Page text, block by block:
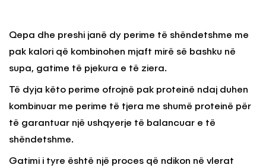
Qepa dhe preshi janë dy perime të shëndetshme me
pak kalori që kombinohen mjaft mirë së bashku në
supa, gatime të pjekura e të ziera.
Të dyja këto perime ofrojnë pak proteinë ndaj duhen
kombinuar me perime të tjera me shumë proteinë për
të garantuar një ushqyerje të balancuar e të
shëndetshme.
Gatimi i tyre është një proces që ndikon në vlerat